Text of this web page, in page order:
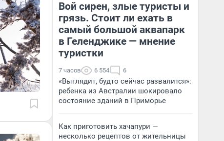
Вой сирен, злые туристы и
грязь. Стоит ли ехать в
самый большой аквапарк
в Геленджике — мнение
туристки
7 часов 6 554 6
«Выглядит, будто сейчас развалится»:
ребенка из Австралии шокировало
состояние зданий в Приморье
Как приготовить хачапури —
несколько рецептов от жительницы